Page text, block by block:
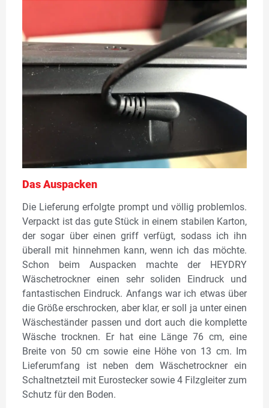
Das Auspacken
Die Lieferung erfolgte prompt und völlig problemlos.
Verpackt ist das gute Stück in einem stabilen Karton,
der sogar über einen griff verfügt, sodass ich ihn
überall mit hinnehmen kann, wenn ich das möchte.
Schon beim Auspacken machte der HEYDRY
Wäschetrockner einen sehr soliden Eindruck und
fantastischen Eindruck. Anfangs war ich etwas über
die Größe erschrocken, aber klar, er soll ja unter einen
Wäscheständer passen und dort auch die komplette
Wäsche trocknen. Er hat eine Länge 76 cm, eine
Breite von 50 cm sowie eine Höhe von 13 cm. Im
Lieferumfang ist neben dem Wäschetrockner ein
Schaltnetzteil mit Eurostecker sowie 4 Filzgleiter zum
Schutz für den Boden.